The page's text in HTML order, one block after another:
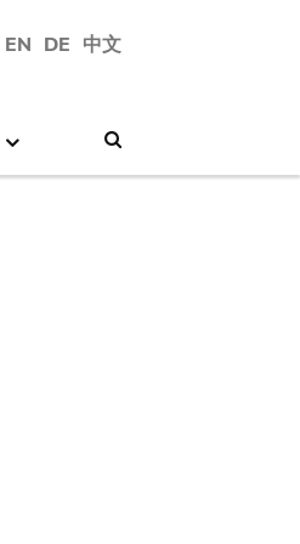
EN DE 中文